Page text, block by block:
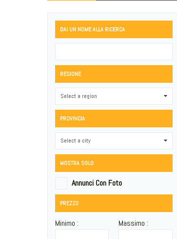
DAI UN NOME ALLA RICERCA
REGIONE
Select a region
PROVINCIA
Select a city
MOSTRA SOLO
Annunci Con Foto
PREZZO
Minimo : Massimo :